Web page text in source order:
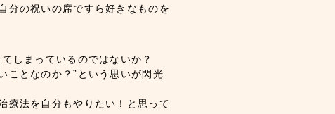
分の祝いの席ですら好きなものを
てしまっているのではないか？
ことなのか？”という思いが閃光
療法を自分もやりたい！と思って